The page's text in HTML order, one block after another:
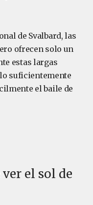
de Svalbard, las
ofrecen solo un
estas largas
suficientemente
el baile de
el sol de